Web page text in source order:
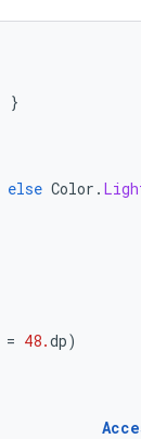
}
else Color .
= 48.dp)